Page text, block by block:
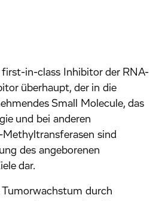
in-class Inhibitor der RNA-
überhaupt, der in die
Small Molecule, das
und bei anderen
sind
des angeborenen
dar.
durch